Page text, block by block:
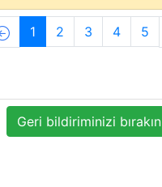
1(current)
2 3 4 5
Geri bildiriminizi bırakın